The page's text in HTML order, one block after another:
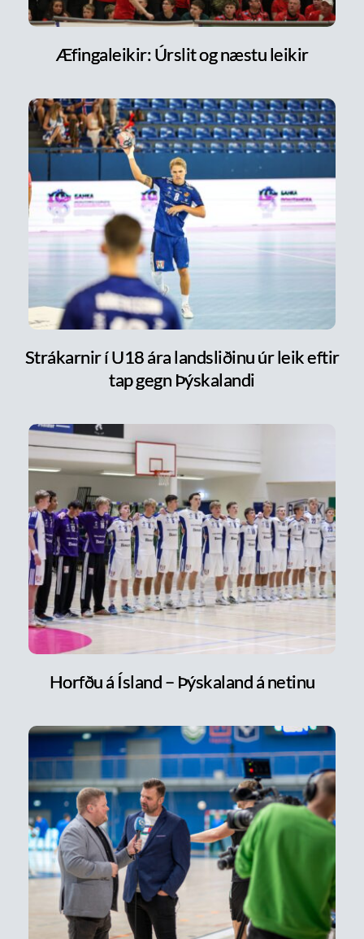
Æfingaleikir: Úrslit og næstu leikir
Strákarnir í U18 ára landsliðinu úr leik eftir
tap gegn Þýskalandi
Horfðu á Ísland – Þýskaland á netinu